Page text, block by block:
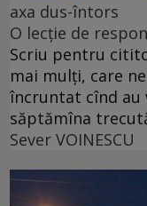
axa dus-întors
O lecție de
Scriu pentru
mai mulți, care
încruntat cînd au
săptămîna
Sever VOINESCU